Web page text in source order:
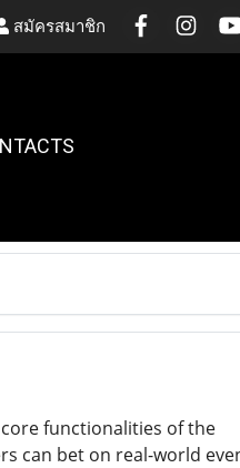
สมัครสมาชิก
functionalities of the
can bet on real-world